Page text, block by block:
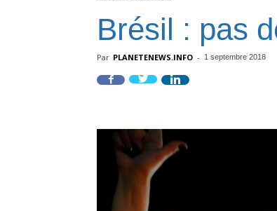
Brésil : pas
Par PLANETENEWS.INFO - 1 septembre 2018